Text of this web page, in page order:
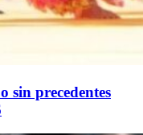
sin precedentes